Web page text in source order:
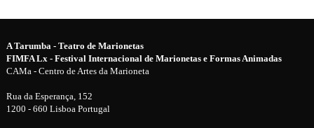
A Tarumba - Teatro de Marionetas
FIMFA Lx - Festival Internacional de Marionetas e Formas Animadas
CAMa - Centro de Artes da Marioneta
Rua da Esperança, 152
1200 - 660 Lisboa Portugal